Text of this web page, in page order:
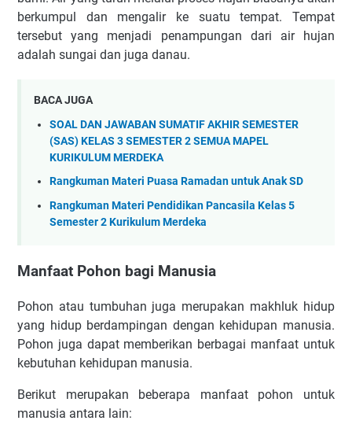
berkumpul dan mengalir ke suatu tempat. Tempat
tersebut yang menjadi penampungan dari air hujan
adalah sungai dan juga danau.
BACA JUGA
SOAL DAN JAWABAN SUMATIF AKHIR SEMESTER
(SAS) KELAS 3 SEMESTER 2 SEMUA MAPEL
KURIKULUM MERDEKA
Rangkuman Materi Puasa Ramadan untuk Anak SD
Rangkuman Materi Pendidikan Pancasila Kelas 5
Semester 2 Kurikulum Merdeka
Manfaat Pohon bagi Manusia
Pohon atau tumbuhan juga merupakan makhluk hidup
yang hidup berdampingan dengan kehidupan manusia.
Pohon juga dapat memberikan berbagai manfaat untuk
kebutuhan kehidupan manusia.
Berikut merupakan beberapa manfaat pohon untuk
manusia antara lain: